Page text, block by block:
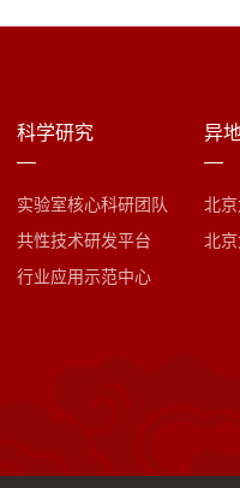
科学研究
实验室核心科研团队
共性技术研发平台
行业应用示范中心
异
北
北